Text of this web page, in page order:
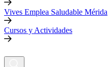
Vives Emplea Saludable Mérida
Cursos y Actividades